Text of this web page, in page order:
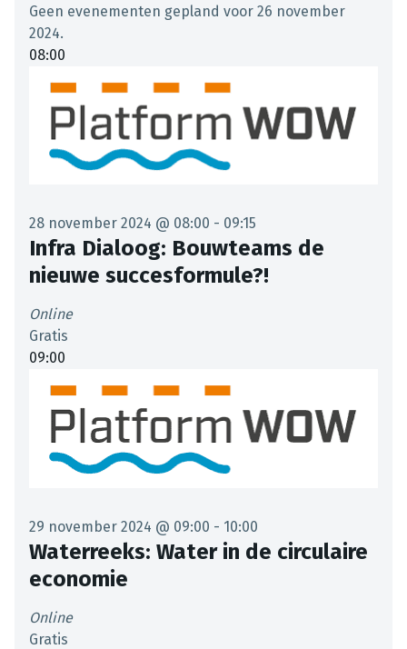
Geen evenementen gepland voor 26 november
2024.
08:00
28 november 2024 @ 08:00 - 09:15
Infra Dialoog: Bouwteams de
nieuwe succesformule?!
Online
Gratis
09:00
29 november 2024 @ 09:00 - 10:00
Waterreeks: Water in de circulaire
economie
Online
Gratis